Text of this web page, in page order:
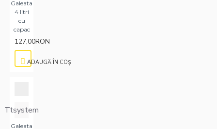
Galeata
4 litri
cu
capac
127,00RON
ADAUGĂ ÎN COŞ
Ttsystem
Galeata